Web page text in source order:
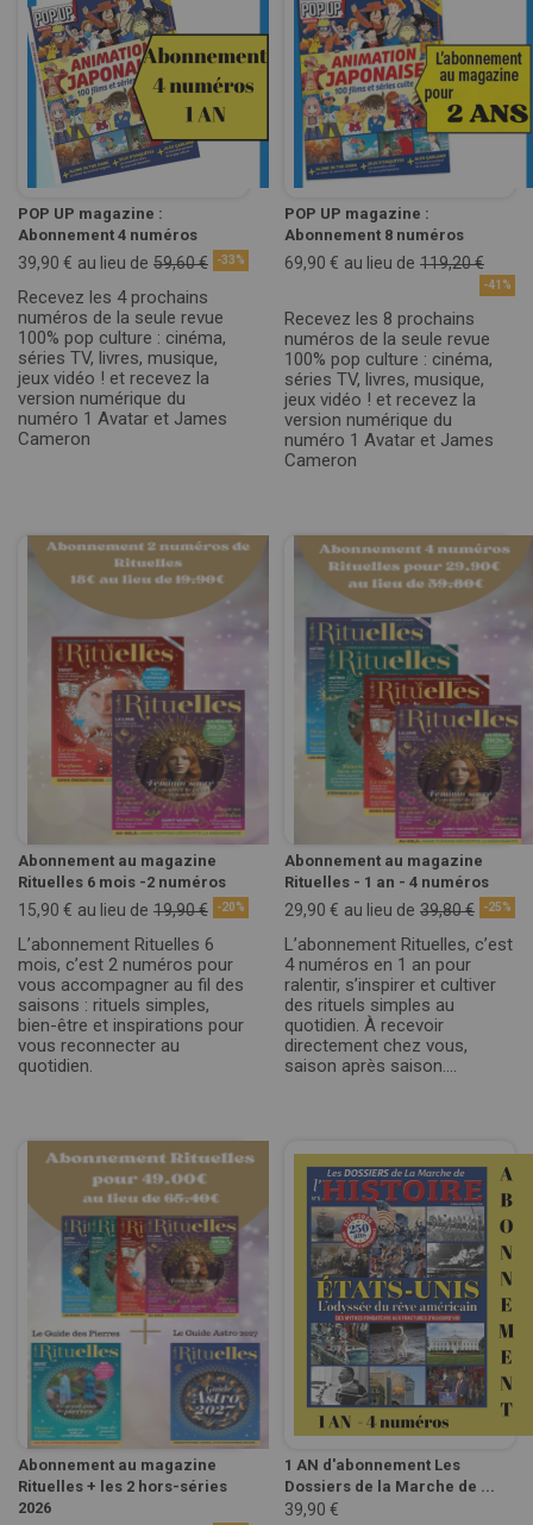
POP UP magazine :
Abonnement 4 numéros
39,90 € au lieu de 59,60 € -33%
Recevez les 4 prochains
numéros de la seule revue
100% pop culture : cinéma,
séries TV, livres, musique,
jeux vidéo ! et recevez la
version numérique du
numéro 1 Avatar et James
Cameron
POP UP magazine :
Abonnement 8 numéros
69,90 € au lieu de 119,20 €
-41%
Recevez les 8 prochains
numéros de la seule revue
100% pop culture : cinéma,
séries TV, livres, musique,
jeux vidéo ! et recevez la
version numérique du
numéro 1 Avatar et James
Cameron
Abonnement au magazine
Rituelles 6 mois -2 numéros
15,90 € au lieu de 19,90 € -20%
L’abonnement Rituelles 6
mois, c’est 2 numéros pour
vous accompagner au fil des
saisons : rituels simples,
bien-être et inspirations pour
vous reconnecter au
quotidien.
Abonnement au magazine
Rituelles - 1 an - 4 numéros
29,90 € au lieu de 39,80 € -25%
L’abonnement Rituelles, c’est
4 numéros en 1 an pour
ralentir, s’inspirer et cultiver
des rituels simples au
quotidien. À recevoir
directement chez vous,
saison après saison....
Abonnement au magazine
Rituelles + les 2 hors-séries
2026
1 AN d'abonnement Les
Dossiers de la Marche de ...
39,90 €